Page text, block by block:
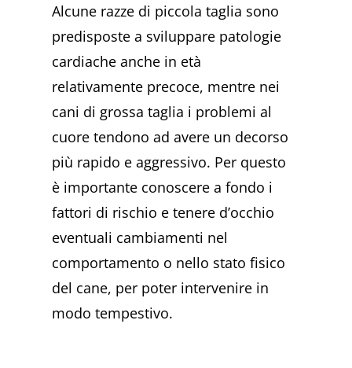
Alcune razze di piccola taglia sono
predisposte a sviluppare patologie
cardiache anche in età
relativamente precoce, mentre nei
cani di grossa taglia i problemi al
cuore tendono ad avere un decorso
più rapido e aggressivo. Per questo
è importante conoscere a fondo i
fattori di rischio e tenere d’occhio
eventuali cambiamenti nel
comportamento o nello stato fisico
del cane, per poter intervenire in
modo tempestivo.